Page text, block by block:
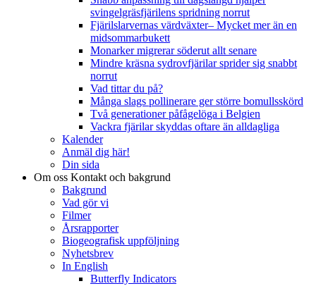
svingelgräsfjärilens spridning norrut
Fjärilslarvernas värdväxter– Mycket mer än en
midsommarbukett
Monarker migrerar söderut allt senare
Mindre kräsna sydrovfjärilar sprider sig snabbt
norrut
Vad tittar du på?
Många slags pollinerare ger större bomullsskörd
Två generationer påfågelöga i Belgien
Vackra fjärilar skyddas oftare än alldagliga
Kalender
Anmäl dig här!
Din sida
Om oss Kontakt och bakgrund
Bakgrund
Vad gör vi
Filmer
Årsrapporter
Biogeografisk uppföljning
Nyhetsbrev
In English
Butterfly Indicators